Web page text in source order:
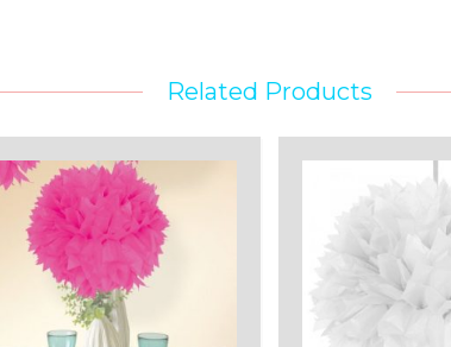
Related Products